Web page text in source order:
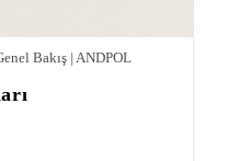
Bakış | ANDPOL